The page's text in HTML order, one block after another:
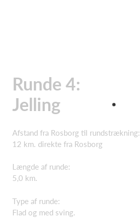
Runde 4:
Jelling
Afstand fra Rosborg til rundstrækning:
12 km. direkte fra Rosborg
Længde af runde:
5,0 km.
Type af runde:
Flad og med sving.